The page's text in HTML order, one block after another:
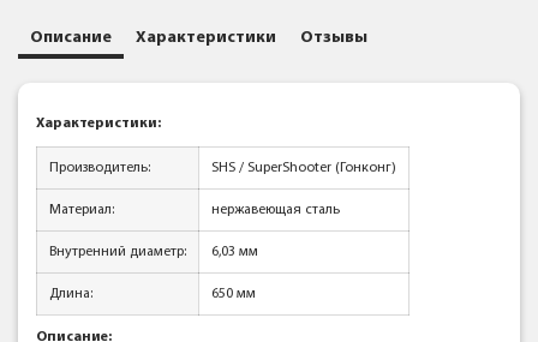
Описание Характеристики Отзывы
Характеристики:
Производитель: SHS / SuperShooter (Гонконг)
Материал: нержавеющая сталь
Внутренний диаметр: 6,03 мм
Длина: 650 мм
Описание: